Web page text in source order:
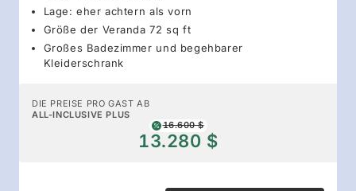
Lage: eher achtern als vorn
Größe der Veranda 72 sq ft
Großes Badezimmer und begehbarer
Kleiderschrank
DIE PREISE PRO GAST AB
ALL-INCLUSIVE PLUS
16.600 $
13.280 $